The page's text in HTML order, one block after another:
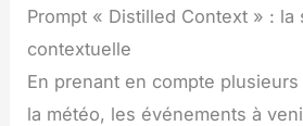
Prompt « Distilled Context » : la
contextuelle
En prenant en compte
la météo, les événements à